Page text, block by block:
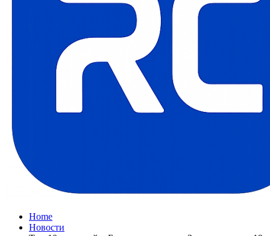
Home
Новости